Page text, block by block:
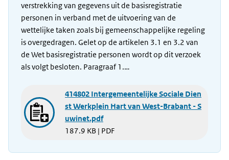
verstrekking van gegevens uit de basisregistratie
personen in verband met de uitvoering van de
wettelijke taken zoals bij gemeenschappelijke regeling
is overgedragen. Gelet op de artikelen 3.1 en 3.2 van
de Wet basisregistratie personen wordt op dit verzoek
als volgt besloten. Paragraaf 1.…
414802 Intergemeentelijke Sociale Dien
st Werkplein Hart van West-Brabant - S
uwinet.pdf
187.9 KB | PDF